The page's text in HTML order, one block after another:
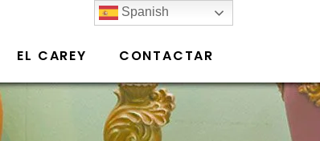
EL CAREY CONTACTAR
Spanish